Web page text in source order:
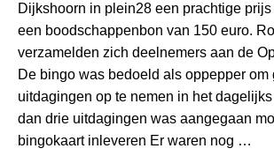
Dijkshoorn in plein28 een prachtige
een boodschappenbon van 150 euro.
verzamelden zich deelnemers aan de
De bingo was bedoeld als oppepper om
uitdagingen op te nemen in het
dan drie uitdagingen was aangegaan
bingokaart inleveren Er waren nog …